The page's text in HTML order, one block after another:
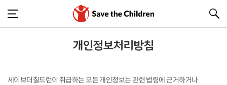
개인정보처리방침
세이브더칠드런이 취급하는 모든 개인정보는 관련 법령에 근거하거나